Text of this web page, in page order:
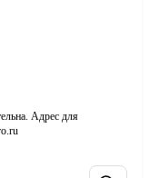
Адрес для